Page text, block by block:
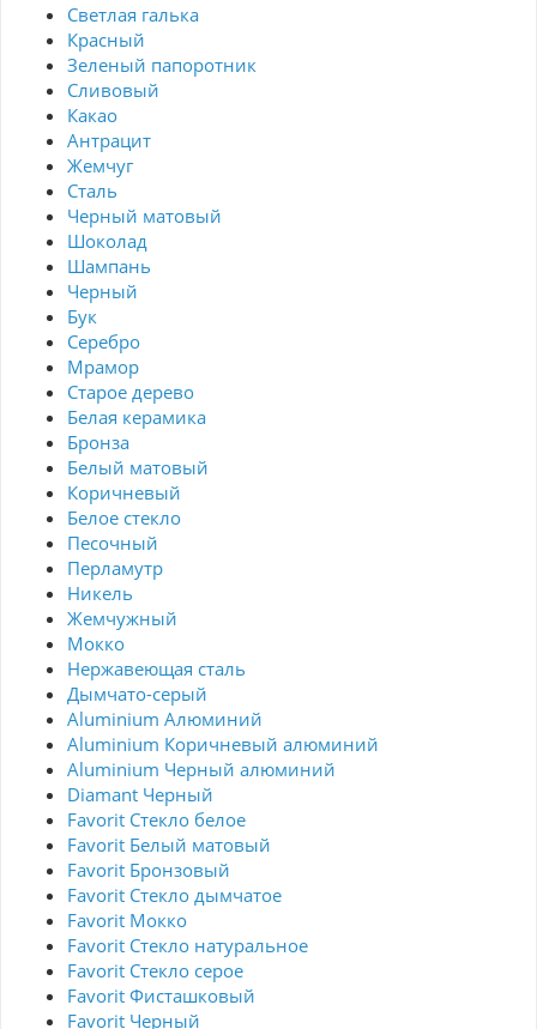
Светлая галька
Красный
Зеленый папоротник
Сливовый
Какао
Антрацит
Жемчуг
Сталь
Черный матовый
Шоколад
Шампань
Черный
Бук
Серебро
Мрамор
Старое дерево
Белая керамика
Бронза
Белый матовый
Коричневый
Белое стекло
Песочный
Перламутр
Никель
Жемчужный
Мокко
Нержавеющая сталь
Дымчато-серый
Aluminium Алюминий
Aluminium Коричневый алюминий
Aluminium Черный алюминий
Diamant Черный
Favorit Стекло белое
Favorit Белый матовый
Favorit Бронзовый
Favorit Стекло дымчатое
Favorit Мокко
Favorit Стекло натуральное
Favorit Стекло серое
Favorit Фисташковый
Favorit Черный